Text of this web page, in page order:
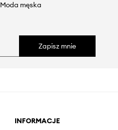
Moda męska
Zapisz mnie
INFORMACJE